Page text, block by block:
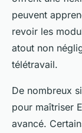
peuvent
revoir les
atout non
télétravail.
De nombreux
pour maîtriser
avancé.